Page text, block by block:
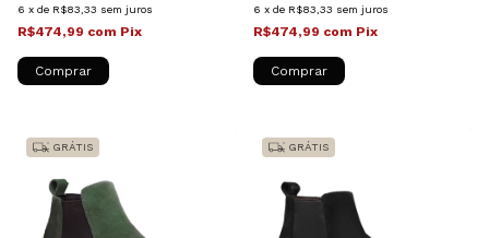
6 x de R$83,33 sem juros
R$474,99 com Pix
Comprar
6 x de R$83,33 sem juros
R$474,99 com Pix
Comprar
GRÁTIS GRÁTIS